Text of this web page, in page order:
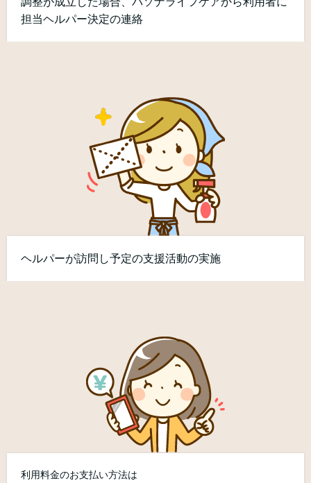
担当ヘルパー決定の連絡
ヘルパーが訪問し予定の支援活動の実施
利用料金のお支払い方法は